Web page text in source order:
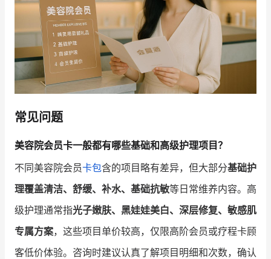
常见问题
美容院会员卡一般都有哪些基础和高级护理项目？
不同美容院会员卡包含的项目略有差异，但大部分基础护
理覆盖清洁、舒缓、补水、基础抗敏等日常维养内容。高
级护理通常指光子嫩肤、黑娃娃美白、深层修复、敏感肌
专属方案，这些项目单价较高，仅限高阶会员或疗程卡顾
客低价体验。咨询时建议认真了解项目明细和次数，确认